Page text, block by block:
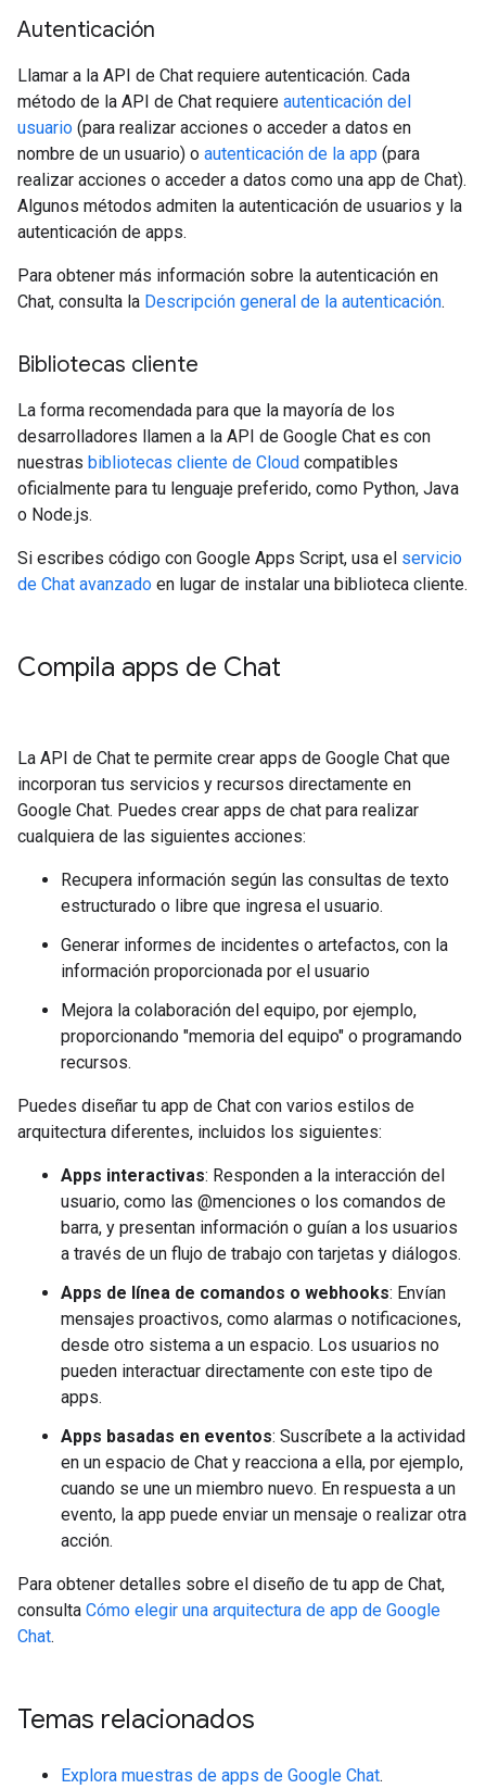
Autenticación
Llamar a la API de Chat requiere autenticación. Cada
método de la API de Chat requiere autenticación del
usuario (para realizar acciones o acceder a datos en
nombre de un usuario) o autenticación de la app (para
realizar acciones o acceder a datos como una app de Chat).
Algunos métodos admiten la autenticación de usuarios y la
autenticación de apps.
Para obtener más información sobre la autenticación en
Chat, consulta la Descripción general de la autenticación.
Bibliotecas cliente
La forma recomendada para que la mayoría de los
desarrolladores llamen a la API de Google Chat es con
nuestras bibliotecas cliente de Cloud compatibles
oficialmente para tu lenguaje preferido, como Python, Java
o Node.js.
Si escribes código con Google Apps Script, usa el servicio
de Chat avanzado en lugar de instalar una biblioteca cliente.
Compila apps de Chat
La API de Chat te permite crear apps de Google Chat que
incorporan tus servicios y recursos directamente en
Google Chat. Puedes crear apps de chat para realizar
cualquiera de las siguientes acciones:
Recupera información según las consultas de texto
estructurado o libre que ingresa el usuario.
Generar informes de incidentes o artefactos, con la
información proporcionada por el usuario
Mejora la colaboración del equipo, por ejemplo,
proporcionando "memoria del equipo" o programando
recursos.
Puedes diseñar tu app de Chat con varios estilos de
arquitectura diferentes, incluidos los siguientes:
Apps interactivas: Responden a la interacción del
usuario, como las @menciones o los comandos de
barra, y presentan información o guían a los usuarios
a través de un flujo de trabajo con tarjetas y diálogos.
Apps de línea de comandos o webhooks: Envían
mensajes proactivos, como alarmas o notificaciones,
desde otro sistema a un espacio. Los usuarios no
pueden interactuar directamente con este tipo de
apps.
Apps basadas en eventos: Suscríbete a la actividad
en un espacio de Chat y reacciona a ella, por ejemplo,
cuando se une un miembro nuevo. En respuesta a un
evento, la app puede enviar un mensaje o realizar otra
acción.
Para obtener detalles sobre el diseño de tu app de Chat,
consulta Cómo elegir una arquitectura de app de Google
Chat.
Temas relacionados
Explora muestras de apps de Google Chat.